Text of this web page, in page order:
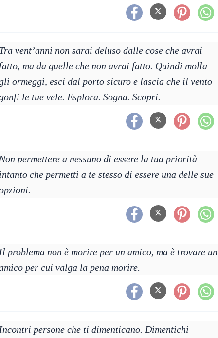
vent’anni non sarai deluso dalle cose che avrai
ma da quelle che non avrai fatto. Quindi molla
ormeggi, esci dal porto sicuro e lascia che il vento
le tue vele. Esplora. Sogna. Scopri.
permettere a nessuno di essere la tua priorità
che permetti a te stesso di essere una delle sue
problema non è morire per un amico, ma è trovare un
per cui valga la pena morire.
persone che ti dimenticano. Dimentichi